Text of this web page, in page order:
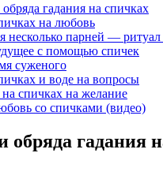
гадания на спичках
на любовь
несколько парней —
с помощью спичек
суженого
и воде на вопросы
на спичках на желание
со спичками (видео)
обряда гадания